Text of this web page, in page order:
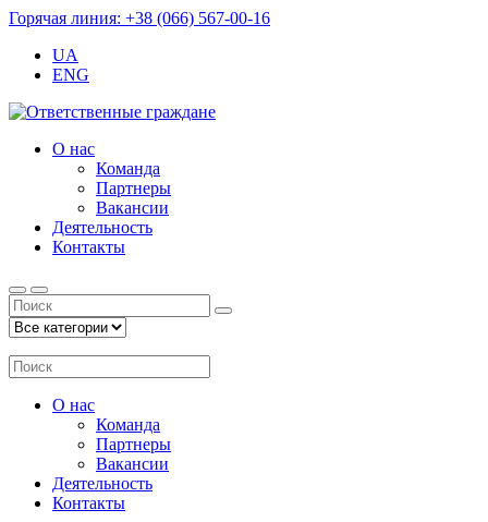
Горячая линия: +38 (066) 567-00-16
UA
ENG
О нас
Команда
Партнеры
Вакансии
Деятельность
Контакты
О нас
Команда
Партнеры
Вакансии
Деятельность
Контакты